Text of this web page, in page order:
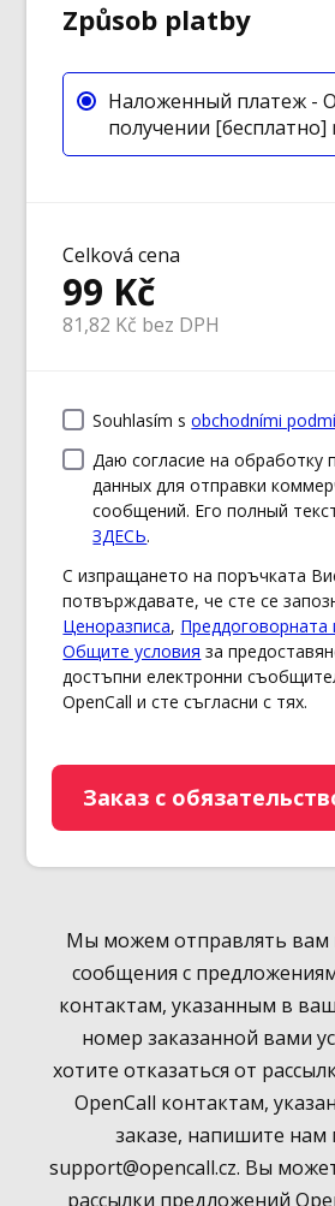
Způsob platby
Наложенный платеж -
получении [бесплатно]
Celková cena
99 Kč
81,82 Kč bez DPH
Souhlasím sobchodními
Даю согласие на обработку
данных для отправки
сообщений. Его полный
ЗДЕСЬ.
С изпращането на поръчката
потвърждавате, че сте се
Ценоразписа,
Общите условия за
достъпни електронни
OpenCall и сте съгласни с тях.
Заказ с
Мы можем отправлять вам
сообщения с
контактам, указанным в
номер заказанной вами
хотите отказаться от
OpenCall контактам,
заказе, напишите нам
support@opencall.cz. Вы
рассылки предложений